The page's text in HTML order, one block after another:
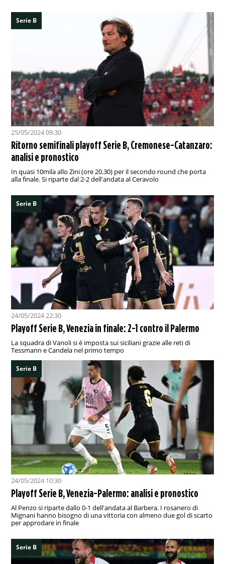
Serie B
25/05/2024 09:30
Ritorno semifinali playoff Serie B, Cremonese-Catanzaro:
analisi e pronostico
In quasi 10mila allo Zini (ore 20.30) per il secondo round che porta
alla finale. Si riparte dal 2-2 dell'andata al Ceravolo
Serie B
24/05/2024 22:30
Playoff Serie B, Venezia in finale: 2-1 contro il Palermo
La squadra di Vanoli si è imposta sui siciliani grazie alle reti di
Tessmann e Candela nel primo tempo
Serie B
24/05/2024 10:30
Playoff Serie B, Venezia-Palermo: analisi e pronostico
Al Penzo si riparte dallo 0-1 dell'andata al Barbera. I rosanero di
Mignani hanno bisogno di una vittoria con almeno due gol di scarto
per approdare in finale
Serie B